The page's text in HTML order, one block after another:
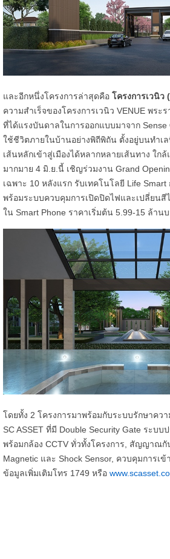
และอีกหนึ่งโครงการล่าสุดคือ โครงการเวนิว
ความสำเร็จของโครงการเวนิว VENUE พระ
ที่ได้แรงบันดาลในการออกแบบมาจาก Sense
ใช้ชีวิตภายในบ้านอย่างพิถีพิถัน ตั้งอยู่บนทำเ
เส้นหลักเข้าสู่เมืองได้หลากหลายเส้นทาง ใก
มากมาย 4 มิ.ย.นี้ เชิญร่วมงาน Grand
เฉพาะ 10 หลังแรก รับเทคโนโลยี Life
พร้อมระบบควบคุมการเปิดปิดไฟและเปลี่ยนสี
ใน Smart Phone ราคาเริ่มต้น 5.99-15 ล้าน
โดยทั้ง 2 โครงการมาพร้อมกับระบบรักษาคว
SC ASSET ที่มี Double Security Gate ระบ
พร้อมกล้อง CCTV ทั่วทั้งโครงการ, สัญญาณ
Magnetic และ Shock Sensor, ควบคุมการเ
ข้อมูลเพิ่มเติมโทร 1749 หรือ